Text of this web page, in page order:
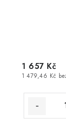
1 479,46 Kč
1 657 Kč